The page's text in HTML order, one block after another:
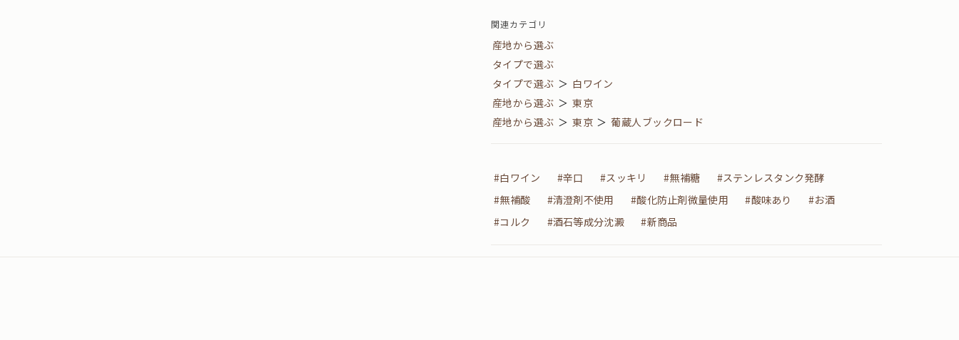
関連カテゴリ
産地から選ぶ
タイプで選ぶ
タイプで選ぶ ＞ 白ワイン
産地から選ぶ ＞ 東京
産地から選ぶ ＞ 東京 ＞ 葡蔵人ブックロード
#白ワイン #辛口 #スッキリ #無補糖
#ステンレスタンク発酵
#無補酸
#清澄剤不使用 #酸化防止剤微量使用 #酸味あり
#お酒
#コルク
#酒石等成分沈澱 #新商品